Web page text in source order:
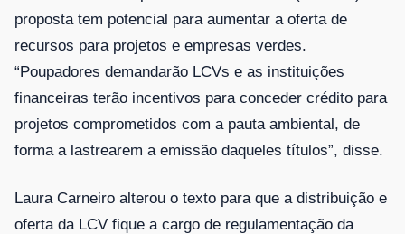
proposta tem potencial para aumentar a oferta de
recursos para projetos e empresas verdes.
“Poupadores demandarão LCVs e as instituições
financeiras terão incentivos para conceder crédito para
projetos comprometidos com a pauta ambiental, de
forma a lastrearem a emissão daqueles títulos”, disse.
Laura Carneiro alterou o texto para que a distribuição e
oferta da LCV fique a cargo de regulamentação da